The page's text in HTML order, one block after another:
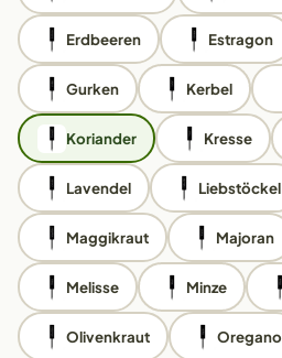
Erdbeeren Estragon
Gurken Kerbel
Koriander Kresse
Lavendel Liebstöckel
Maggikraut Majoran
Melisse Minze
Olivenkraut Oregano